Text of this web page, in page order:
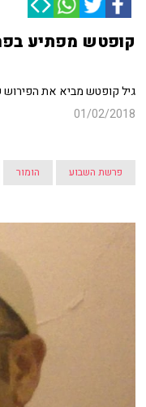
קופטש מפתיע
גיל קופטש מביא את הפירוש
01/02/2018
פרשת השבוע הומור